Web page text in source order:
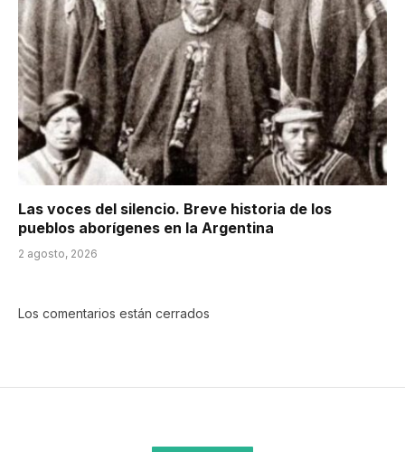
Las voces del silencio. Breve historia de los
pueblos aborígenes en la Argentina
2 agosto, 2026
Los comentarios están cerrados